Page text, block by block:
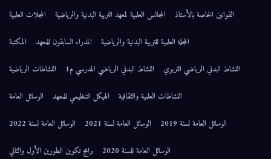
القوانين الخاصة بالأستاذ
المجالس العلمية لمعهد التربية البدنية والرياضية
المجلات العلمية
المجلة العلمية للتربية البدنية والرياضية
المدراء السابقون للمعهد
المكتبة
النشاط البدني الرياضي التربوي
النشاط البدني الرياضي المدرسي م1
النشاطات الرياضية
النشاطات العلمية والثقافية
الهيكل التنظيمي للمعهد
الوسائل العامة
الوسائل العامة لسنة 2019
الوسائل العامة لسنة 2021
الوسائل العامة لسنة 2022
الوسائل العامة للسنة 2020
برامج تكوين الطورين الأول والثاني